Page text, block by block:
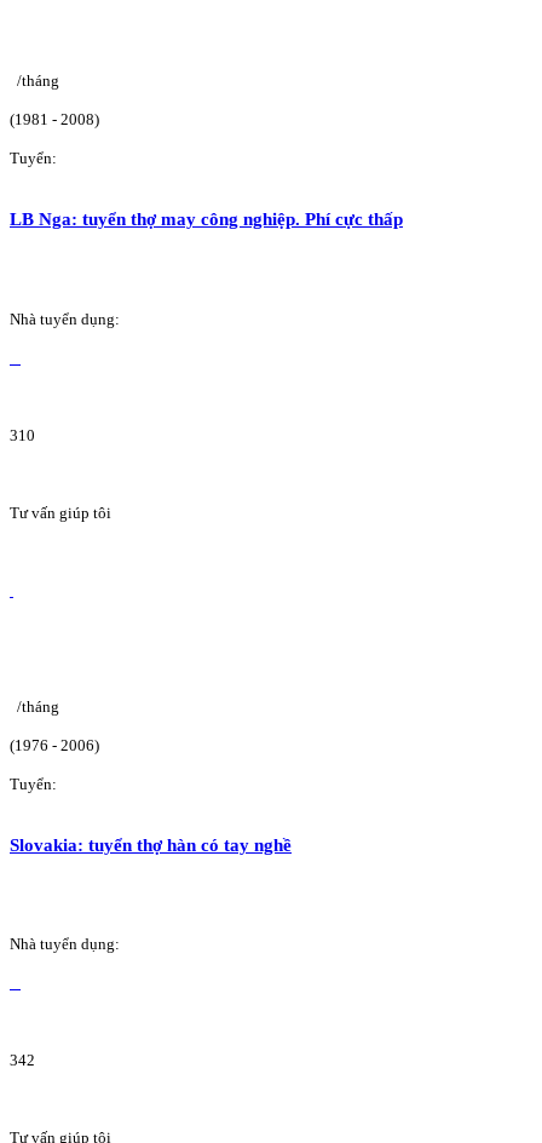
/tháng
(1981 - 2008)
Tuyển:
LB Nga: tuyển thợ may công nghiệp. Phí cực thấp
Nhà tuyển dụng:
310
Tư vấn giúp tôi
/tháng
(1976 - 2006)
Tuyển:
Slovakia: tuyển thợ hàn có tay nghề
Nhà tuyển dụng:
342
Tư vấn giúp tôi